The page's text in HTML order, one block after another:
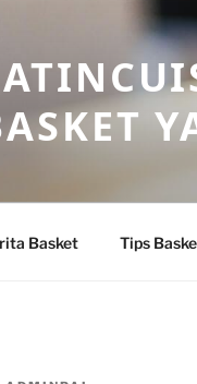
Basket Tips